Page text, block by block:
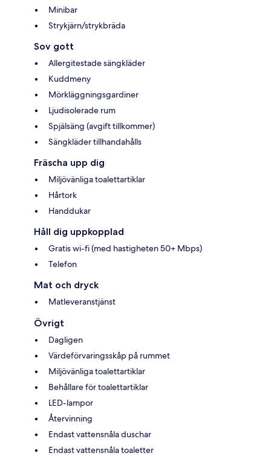
Minibar
Strykjärn/strykbräda
Sov gott
Allergitestade sängkläder
Kuddmeny
Mörkläggningsgardiner
Ljudisolerade rum
Spjälsäng (avgift tillkommer)
Sängkläder tillhandahålls
Fräscha upp dig
Miljövänliga toalettartiklar
Hårtork
Handdukar
Håll dig uppkopplad
Gratis wi-fi (med hastigheten 50+ Mbps)
Telefon
Mat och dryck
Matleveranstjänst
Övrigt
Dagligen
Värdeförvaringsskåp på rummet
Miljövänliga toalettartiklar
Behållare för toalettartiklar
LED-lampor
Återvinning
Endast vattensnåla duschar
Endast vattensnåla toaletter